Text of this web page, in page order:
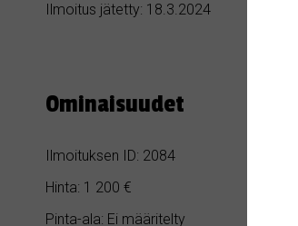
Ilmoitus jätetty: 18.3.2024
Ominaisuudet
Ilmoituksen ID: 2084
Hinta: 1 200 €
Pinta-ala: Ei määritelty